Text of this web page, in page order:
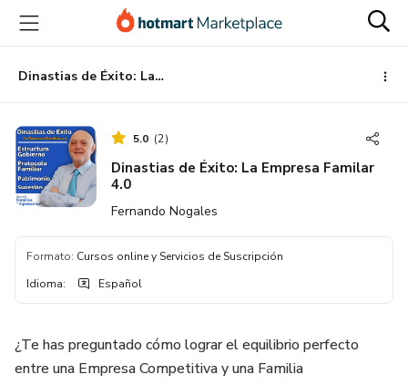
principal
página
de
página
Dinastias de Éxito: La Empresa Familar 4.0
5.0 (2)
Dinastias de Éxito: La Empresa Familar
4.0
Fernando Nogales
Formato: Cursos online y Servicios de Suscripción
Idioma: Español
¿Te has preguntado cómo lograr el equilibrio perfecto
entre una Empresa Competitiva y una Familia